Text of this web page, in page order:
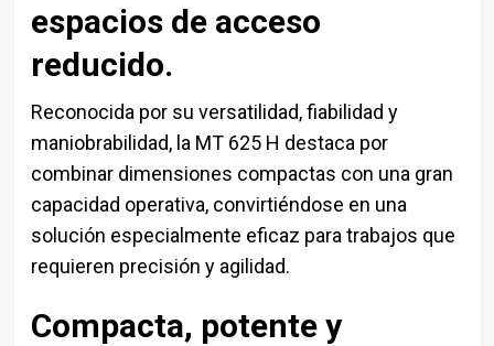
espacios de acceso
reducido.
Reconocida por su versatilidad, fiabilidad y
maniobrabilidad, la MT 625 H destaca por
combinar dimensiones compactas con una gran
capacidad operativa, convirtiéndose en una
solución especialmente eficaz para trabajos que
requieren precisión y agilidad.
Compacta, potente y